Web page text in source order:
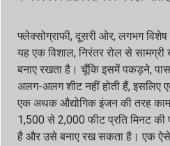
फ्लेक्सोग्राफी, दूसरी ओर, लगभग
यह एक विशाल, निरंतर रोल से
बनाए रखता है। चूँकि इसमें पकड़ने,
अलग-अलग शीट नहीं होती हैं, इसलिए
एक अथक औद्योगिक इंजन की तरह
1,500 से 2,000 फीट प्रति मिनट
है और उसे बनाए रख सकता है। एक